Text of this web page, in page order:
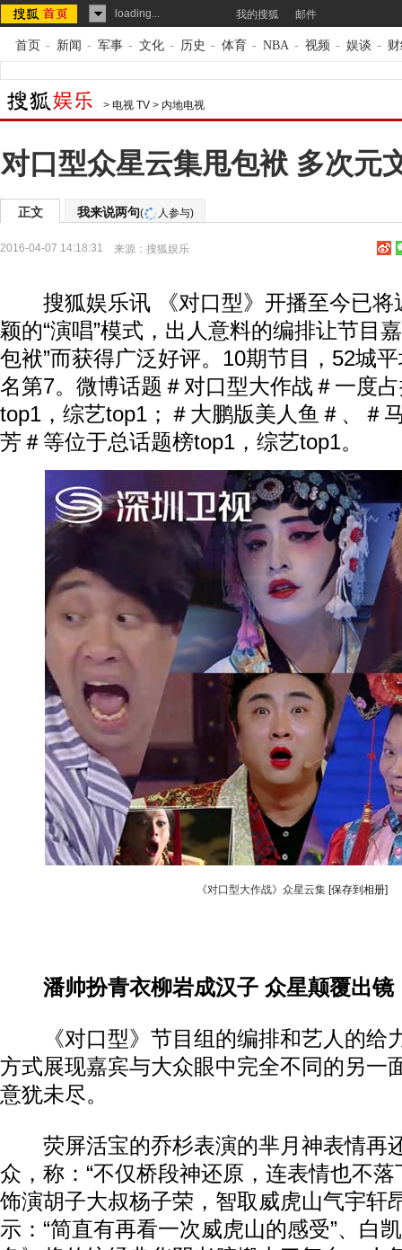
loading... 我的搜狐 邮件
首页 - 新闻 - 军事 - 文化 - 历史 - 体育 - NBA - 视频 - 娱谈 -
> 电视 TV > 内地电视
对口型众星云集甩包袱 多次元
正文 我来说两句( 人参与)
2016-04-07 14:18:31 来源： 搜狐娱乐
搜狐娱乐讯 《对口型》开播至今已将
颖的“演唱”模式，出人意料的编排让节目
包袱”而获得广泛好评。10期节目，52城
名第7。微博话题＃对口型大作战＃一度
top1，综艺top1；＃大鹏版美人鱼＃、＃
芳＃等位于总话题榜top1，综艺top1。
《对口型大作战》众星云集 [保存到相册]
潘帅扮青衣柳岩成汉子 众星颠覆出镜
《对口型》节目组的编排和艺人的给
方式展现嘉宾与大众眼中完全不同的另一
意犹未尽。
荧屏活宝的乔杉表演的芈月神表情再
众，称：“不仅桥段神还原，连表情也不落
饰演胡子大叔杨子荣，智取威虎山气宇轩
示：“简直有再看一次威虎山的感受”、白
动物系恋人啊 | 钟欣潼体验爱情哲学 南